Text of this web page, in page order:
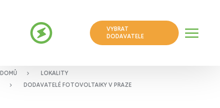
VYBRAT
DODAVATELE
DOMŮ
LOKALITY
DODAVATELÉ FOTOVOLTAIKY V PRAZE